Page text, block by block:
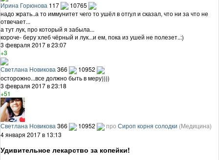
Ирина Горюнова 117
10765
надо жрать..а то иммунитет чего то ушёл в отгул и сказал, что ни за что не
отвечает...
а тут лук, про который я забыла...
короче- беру хлеб чёрный и лук...и ем, пока из ушей не полезет..:)
3 февраля 2017 в 23:07
+3
Светлана Новикова 366
10952
осторожно...все должно быть в меру))))
3 февраля 2017 в 23:18
+51
Светлана Новикова 366 10952 про Сироп корня солодки (Медицина)
4 января 2017 в 13:13
Удивительное лекарство за копейки!